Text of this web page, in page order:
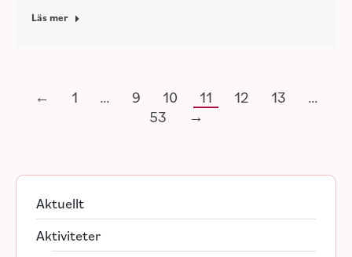
Läs mer
← 1 … 9 10 11 12 13
…
53
→
Aktuellt
Aktiviteter